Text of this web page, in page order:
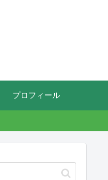
プロフィール